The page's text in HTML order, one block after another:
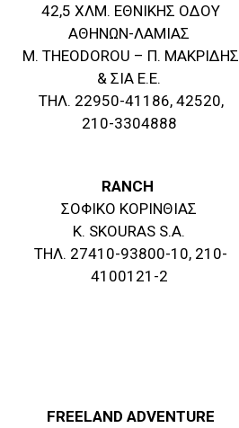
42,5 ΧΛΜ. ΕΘΝΙΚΗΣ ΟΔΟΥ
ΑΘΗΝΩΝ-ΛΑΜΙΑΣ
M. THEODOROU – Π. ΜΑΚΡΙΔΗΣ
& ΣΙΑ Ε.Ε.
ΤΗΛ. 22950-41186, 42520,
210-3304888
RANCH
ΣΟΦΙΚΟ ΚΟΡΙΝΘΙΑΣ
K. SKOURAS S.A.
ΤΗΛ. 27410-93800-10, 210-
4100121-2
FREELAND ADVENTURE